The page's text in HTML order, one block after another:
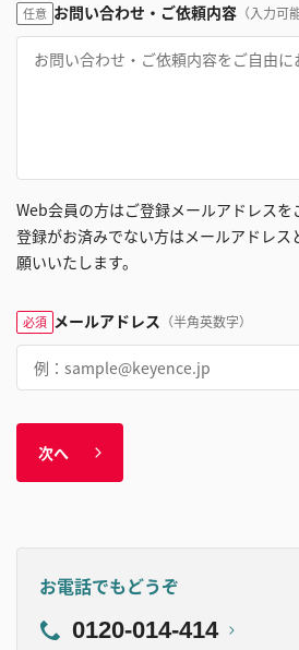
任意 お問い合わせ・ご依頼内容 （入力可
Web会員の方はご登録メールアドレスを
登録がお済みでない方はメールアドレス
願いいたします。
必須 メールアドレス （半角英数字）
次へ
お電話でもどうぞ
0120-014-414